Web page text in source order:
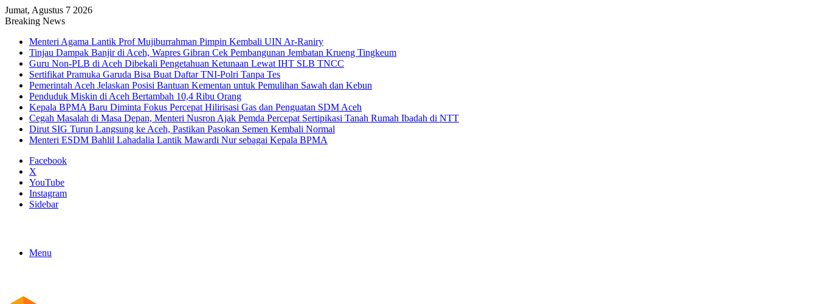
Jumat, Agustus 7 2026
Breaking News
Menteri Agama Lantik Prof Mujiburrahman Pimpin Kembali UIN Ar-Raniry
Tinjau Dampak Banjir di Aceh, Wapres Gibran Cek Pembangunan Jembatan Krueng Tingkeum
Guru Non-PLB di Aceh Dibekali Pengetahuan Ketunaan Lewat IHT SLB TNCC
Sertifikat Pramuka Garuda Bisa Buat Daftar TNI-Polri Tanpa Tes
Pemerintah Aceh Jelaskan Posisi Bantuan Kementan untuk Pemulihan Sawah dan Kebun
Penduduk Miskin di Aceh Bertambah 10,4 Ribu Orang
Kepala BPMA Baru Diminta Fokus Percepat Hilirisasi Gas dan Penguatan SDM Aceh
Cegah Masalah di Masa Depan, Menteri Nusron Ajak Pemda Percepat Sertipikasi Tanah Rumah Ibadah di NTT
Dirut SIG Turun Langsung ke Aceh, Pastikan Pasokan Semen Kembali Normal
Menteri ESDM Bahlil Lahadalia Lantik Mawardi Nur sebagai Kepala BPMA
Facebook
X
YouTube
Instagram
Sidebar
Menu